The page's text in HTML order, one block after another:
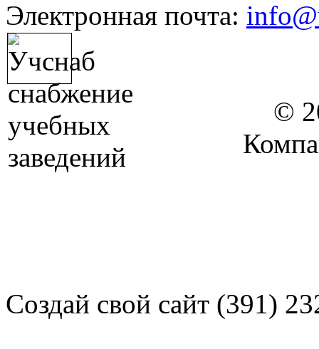
Электронная почта:
©
Создай свой сайт (391)